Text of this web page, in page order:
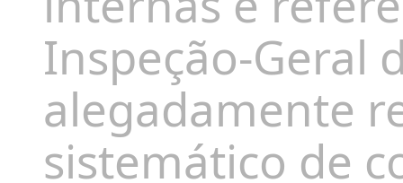
Inspeção-Geral
alegadamente
sistemático de